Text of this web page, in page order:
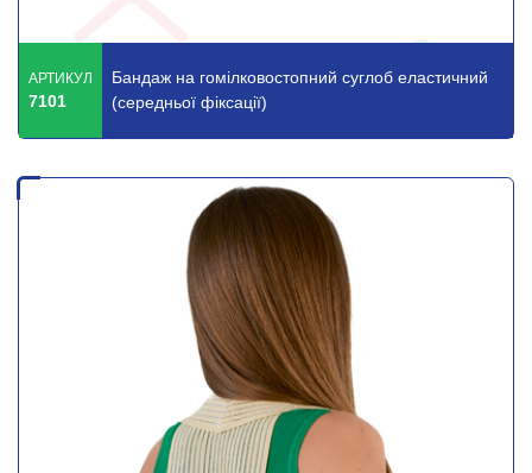
АРТИКУЛ
7101
Бандаж на гомілковостопний суглоб еластичний
(середньої фіксації)